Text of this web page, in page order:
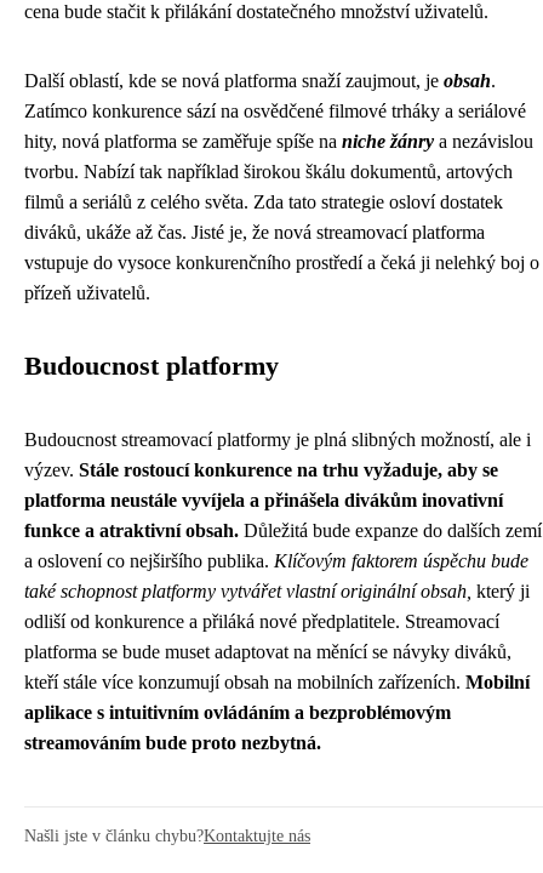
cena bude stačit k přilákání dostatečného množství uživatelů.
Další oblastí, kde se nová platforma snaží zaujmout, je obsah.
Zatímco konkurence sází na osvědčené filmové trháky a seriálové
hity, nová platforma se zaměřuje spíše na niche žánry a nezávislou
tvorbu. Nabízí tak například širokou škálu dokumentů, artových
filmů a seriálů z celého světa. Zda tato strategie osloví dostatek
diváků, ukáže až čas. Jisté je, že nová streamovací platforma
vstupuje do vysoce konkurenčního prostředí a čeká ji nelehký boj o
přízeň uživatelů.
Budoucnost platformy
Budoucnost streamovací platformy je plná slibných možností, ale i
výzev. Stále rostoucí konkurence na trhu vyžaduje, aby se
platforma neustále vyvíjela a přinášela divákům inovativní
funkce a atraktivní obsah. Důležitá bude expanze do dalších zemí
a oslovení co nejširšího publika. Klíčovým faktorem úspěchu bude
také schopnost platformy vytvářet vlastní originální obsah, který ji
odliší od konkurence a přiláká nové předplatitele. Streamovací
platforma se bude muset adaptovat na měnící se návyky diváků,
kteří stále více konzumují obsah na mobilních zařízeních. Mobilní
aplikace s intuitivním ovládáním a bezproblémovým
streamováním bude proto nezbytná.
Našli jste v článku chybu?Kontaktujte nás